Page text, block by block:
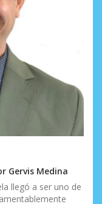
Gervis Medina
llegó a ser uno de